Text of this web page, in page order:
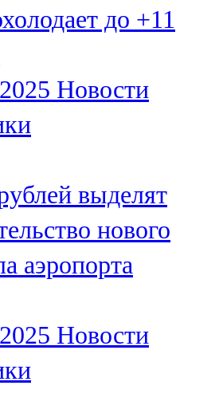
до +11
Новости
выделят
нового
аэропорта
Новости